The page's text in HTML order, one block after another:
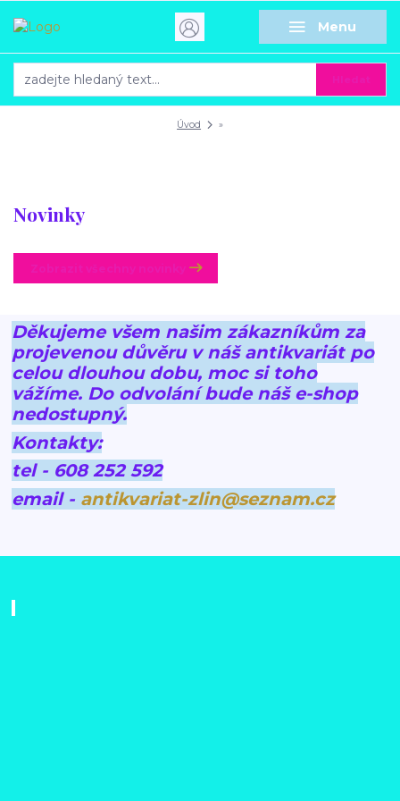
Menu
Úvod »
Novinky
Děkujeme všem našim zákazníkům za
projevenou důvěru v náš antikvariát po
celou dlouhou dobu, moc si toho
vážíme. Do odvolání bude náš e-shop
nedostupný.
Kontakty:
tel - 608 252 592
email - antikvariat-zlin@seznam.cz